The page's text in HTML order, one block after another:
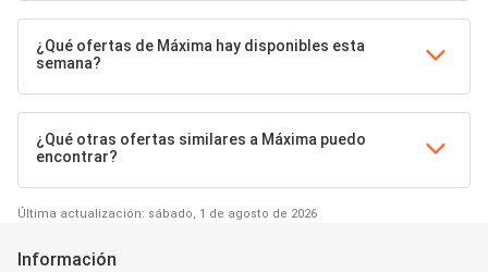
¿Qué ofertas de Máxima hay disponibles esta
semana?
¿Qué otras ofertas similares a Máxima puedo
encontrar?
Última actualización: sábado, 1 de agosto de 2026
Información